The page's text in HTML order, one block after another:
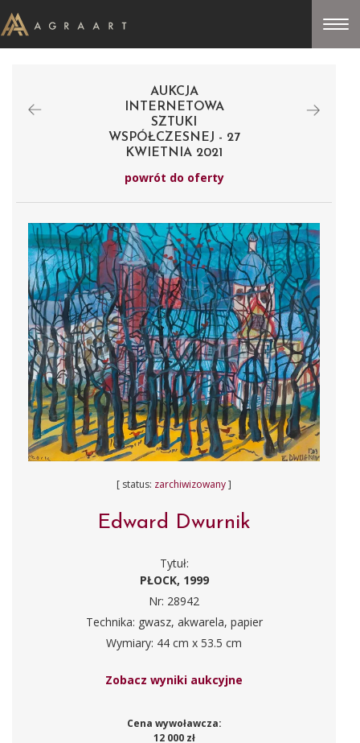
AUKCJA
INTERNETOWA
SZTUKI
WSPÓŁCZESNEJ - 27
KWIETNIA 2021
powrót do oferty
[ status: zarchiwizowany]
Edward Dwurnik
Tytuł:
PŁOCK, 1999
Nr: 28942
Technika: gwasz, akwarela, papier
Wymiary: 44 cm x 53.5 cm
Zobacz wyniki aukcyjne
Cena wywoławcza:
12 000 zł